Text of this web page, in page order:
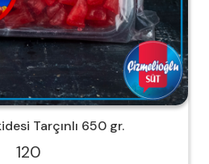
Tarçınlı 650 gr.
120